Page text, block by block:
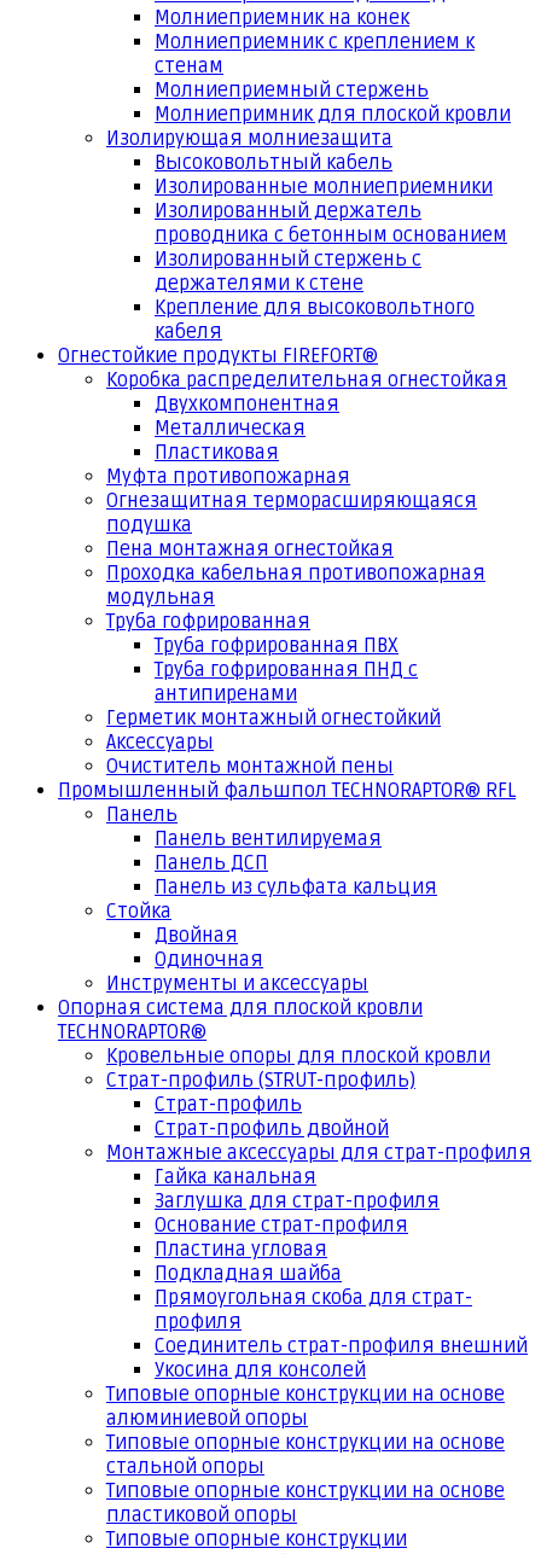
Молниеприемник на конек
Молниеприемник с креплением к
стенам
Молниеприемный стержень
Молниепримник для плоской кровли
Изолирующая молниезащита
Высоковольтный кабель
Изолированные молниеприемники
Изолированный держатель
проводника с бетонным основанием
Изолированный стержень с
держателями к стене
Крепление для высоковольтного
кабеля
Огнестойкие продукты FIREFORT®
Коробка распределительная огнестойкая
Двухкомпонентная
Металлическая
Пластиковая
Муфта противопожарная
Огнезащитная терморасширяющаяся
подушка
Пена монтажная огнестойкая
Проходка кабельная противопожарная
модульная
Труба гофрированная
Труба гофрированная ПВХ
Труба гофрированная ПНД с
антипиренами
Герметик монтажный огнестойкий
Аксессуары
Очиститель монтажной пены
Промышленный фальшпол TECHNORAPTOR® RFL
Панель
Панель вентилируемая
Панель ДСП
Панель из сульфата кальция
Стойка
Двойная
Одиночная
Инструменты и аксессуары
Опорная система для плоской кровли
TECHNORAPTOR®
Кровельные опоры для плоской кровли
Страт-профиль (STRUT-профиль)
Страт-профиль
Страт-профиль двойной
Монтажные аксессуары для страт-профиля
Гайка канальная
Заглушка для страт-профиля
Основание страт-профиля
Пластина угловая
Подкладная шайба
Прямоугольная скоба для страт-
профиля
Соединитель страт-профиля внешний
Укосина для консолей
Типовые опорные конструкции на основе
алюминиевой опоры
Типовые опорные конструкции на основе
стальной опоры
Типовые опорные конструкции на основе
пластиковой опоры
Типовые опорные конструкции